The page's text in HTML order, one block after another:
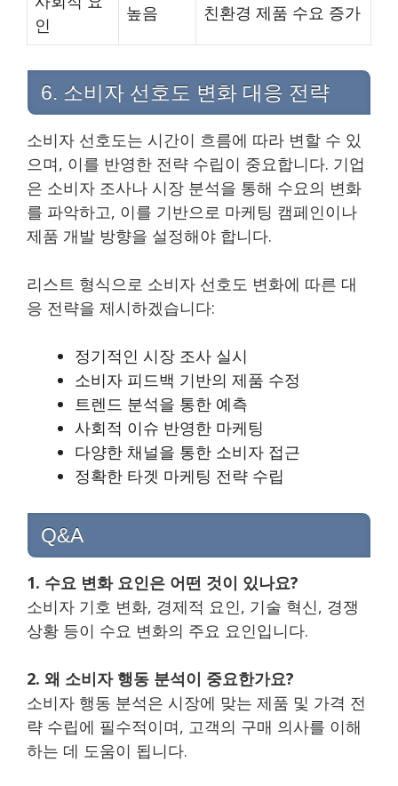
인
높음 친환경 제품 수요 증가
6. 소비자 선호도 변화 대응 전략
소비자 선호도는 시간이 흐름에 따라 변할 수 있
으며, 이를 반영한 전략 수립이 중요합니다. 기업
은 소비자 조사나 시장 분석을 통해 수요의 변화
를 파악하고, 이를 기반으로 마케팅 캠페인이나
제품 개발 방향을 설정해야 합니다.
리스트 형식으로 소비자 선호도 변화에 따른 대
응 전략을 제시하겠습니다:
정기적인 시장 조사 실시
소비자 피드백 기반의 제품 수정
트렌드 분석을 통한 예측
사회적 이슈 반영한 마케팅
다양한 채널을 통한 소비자 접근
정확한 타겟 마케팅 전략 수립
Q&A
1. 수요 변화 요인은 어떤 것이 있나요?
소비자 기호 변화, 경제적 요인, 기술 혁신, 경쟁
상황 등이 수요 변화의 주요 요인입니다.
2. 왜 소비자 행동 분석이 중요한가요?
소비자 행동 분석은 시장에 맞는 제품 및 가격 전
략 수립에 필수적이며, 고객의 구매 의사를 이해
하는 데 도움이 됩니다.